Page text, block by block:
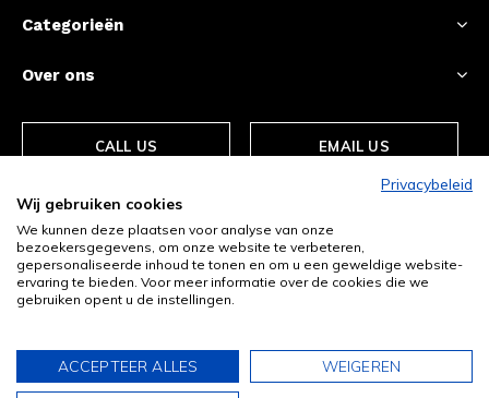
Categorieën
Over ons
CALL US EMAIL US
© Copyright2026- Theme ByDMWS-RSS-feed
Privacybeleid
Wij gebruiken cookies
We kunnen deze plaatsen voor analyse van onze
bezoekersgegevens, om onze website te verbeteren,
gepersonaliseerde inhoud te tonen en om u een geweldige website-
ervaring te bieden. Voor meer informatie over de cookies die we
gebruiken opent u de instellingen.
ACCEPTEER ALLES WEIGEREN